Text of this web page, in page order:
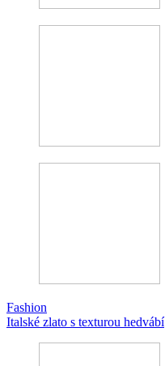
Fashion
Italské zlato s texturou hedvábí